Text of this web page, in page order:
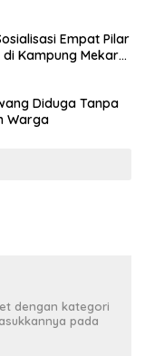
Empat Pilar
di Kampung Mekar
Diduga Tanpa
Warga
dengan kategori
pada